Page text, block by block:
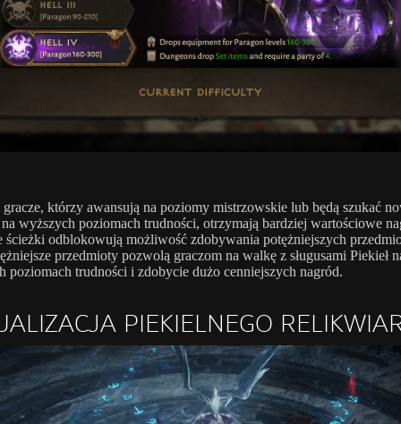
którzy awansują na poziomy mistrzowskie lub będą szukać
wyższych poziomach trudności, otrzymają bardziej wartościowe
ścieżki odblokowują możliwość zdobywania potężniejszych
przedmioty pozwolą graczom na walkę z sługusami Piekieł
poziomach trudności i zdobycie dużo cenniejszych nagród.
PIEKIELNEGO